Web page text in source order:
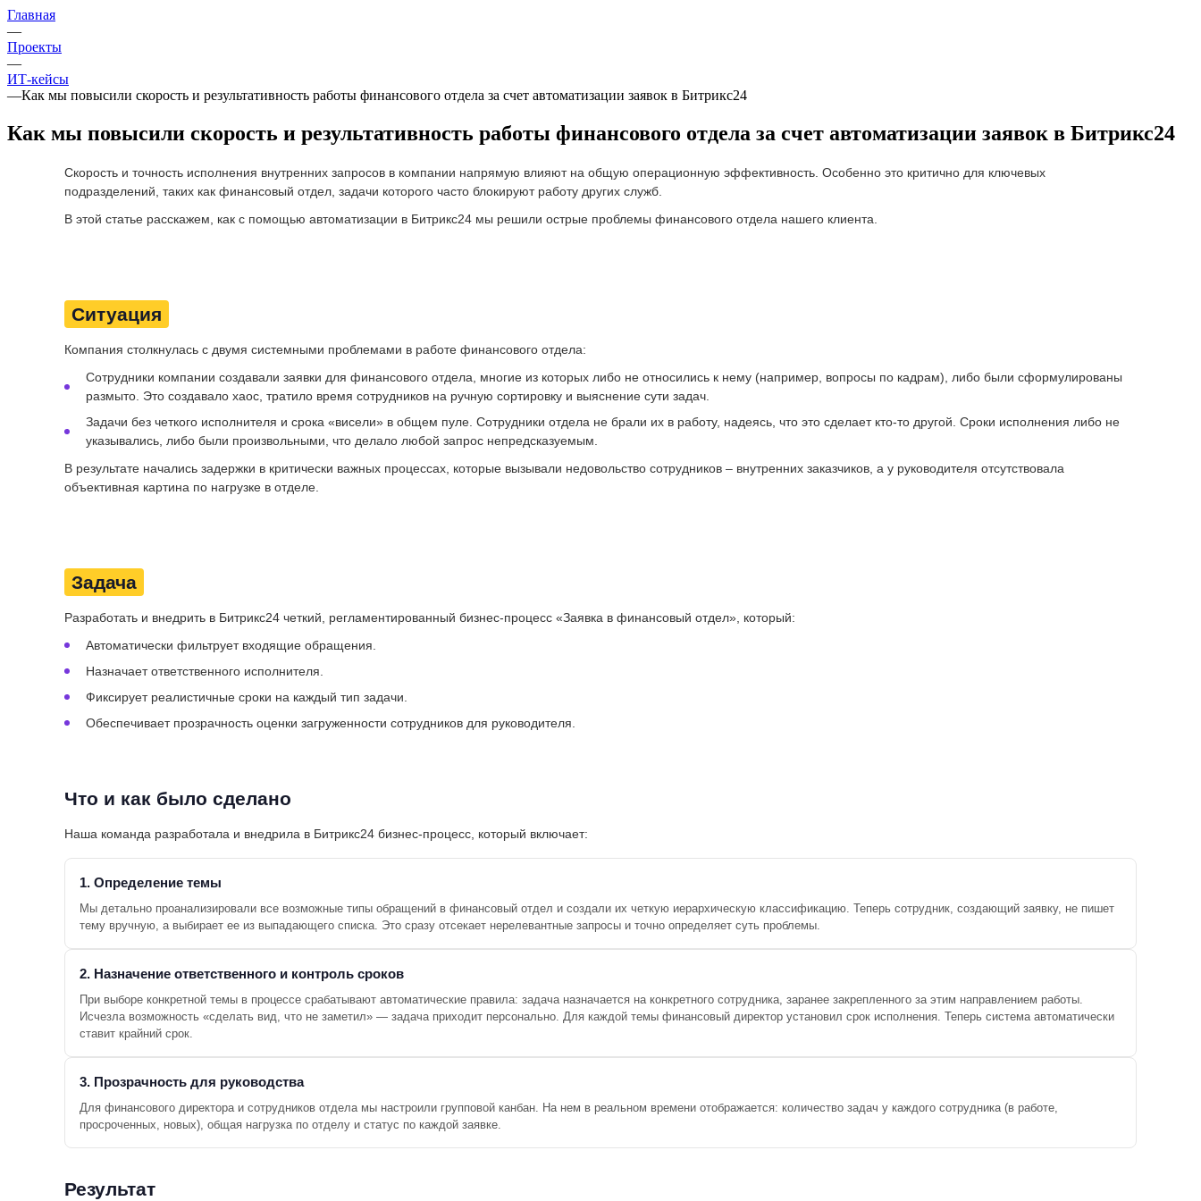
Главная
—
Проекты
—
ИТ-кейсы
—Как мы повысили скорость и результативность работы финансового отдела за счет автоматизации заявок в Битрикс24
Как мы повысили скорость и результативность работы финансового отдела за счет автоматизации заявок в Битрикс24
Скорость и точность исполнения внутренних запросов в компании напрямую влияют на общую операционную эффективность. Особенно это критично для ключевых
подразделений, таких как финансовый отдел, задачи которого часто блокируют работу других служб.
В этой статье расскажем, как с помощью автоматизации в Битрикс24 мы решили острые проблемы финансового отдела нашего клиента.
Ситуация
Компания столкнулась с двумя системными проблемами в работе финансового отдела:
Сотрудники компании создавали заявки для финансового отдела, многие из которых либо не относились к нему (например, вопросы по кадрам), либо были сформулированы
размыто. Это создавало хаос, тратило время сотрудников на ручную сортировку и выяснение сути задач.
Задачи без четкого исполнителя и срока «висели» в общем пуле. Сотрудники отдела не брали их в работу, надеясь, что это сделает кто-то другой. Сроки исполнения либо не
указывались, либо были произвольными, что делало любой запрос непредсказуемым.
В результате начались задержки в критически важных процессах, которые вызывали недовольство сотрудников – внутренних заказчиков, а у руководителя отсутствовала
объективная картина по нагрузке в отделе.
Задача
Разработать и внедрить в Битрикс24 четкий, регламентированный бизнес-процесс «Заявка в финансовый отдел», который:
Автоматически фильтрует входящие обращения.
Назначает ответственного исполнителя.
Фиксирует реалистичные сроки на каждый тип задачи.
Обеспечивает прозрачность оценки загруженности сотрудников для руководителя.
Что и как было сделано
Наша команда разработала и внедрила в Битрикс24 бизнес-процесс, который включает:
1. Определение темы
Мы детально проанализировали все возможные типы обращений в финансовый отдел и создали их четкую иерархическую классификацию. Теперь сотрудник, создающий заявку, не пишет
тему вручную, а выбирает ее из выпадающего списка. Это сразу отсекает нерелевантные запросы и точно определяет суть проблемы.
2. Назначение ответственного и контроль сроков
При выборе конкретной темы в процессе срабатывают автоматические правила: задача назначается на конкретного сотрудника, заранее закрепленного за этим направлением работы.
Исчезла возможность «сделать вид, что не заметил» — задача приходит персонально. Для каждой темы финансовый директор установил срок исполнения. Теперь система автоматически
ставит крайний срок.
3. Прозрачность для руководства
Для финансового директора и сотрудников отдела мы настроили групповой канбан. На нем в реальном времени отображается: количество задач у каждого сотрудника (в работе,
просроченных, новых), общая нагрузка по отделу и статус по каждой заявке.
Результат